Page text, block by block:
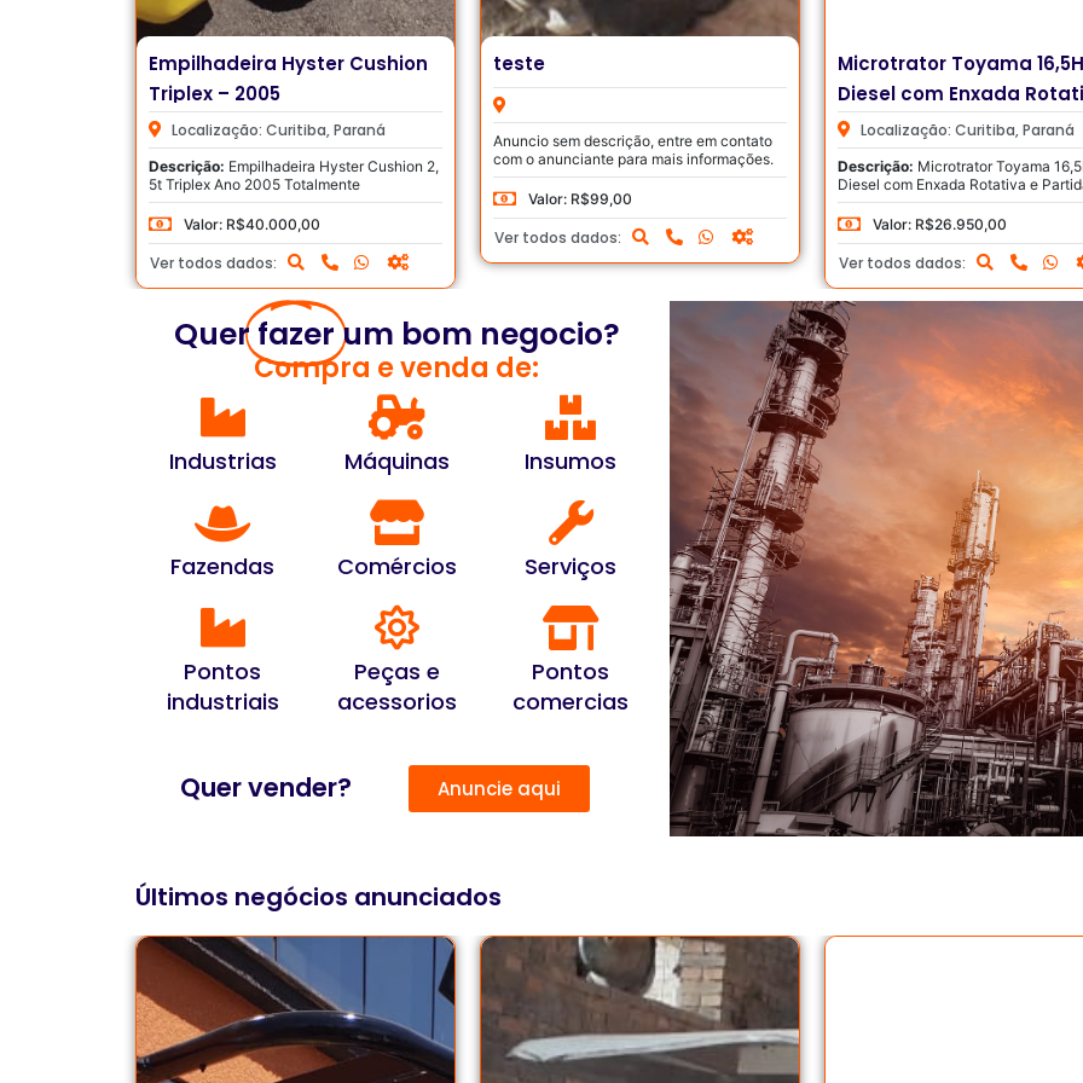
teste
Anuncio sem descrição, entre em contato
com o anunciante para mais informações.
Valor: R$99,00
Ver todos dados:
Microtrator Toyama 16,5HP
Diesel com Enxada Rotativa e
Partida Elétrica – Novo
Localização: Curitiba,Paraná
Descrição:Microtrator Toyama 16,5HP
Diesel com Enxada Rotativa e Partida
Elétrica...
Valor: R$26.950,00
Ver todos dados:
Microtrator Toyama 12,5
Diesel com Enxada
Localização: Curitiba, Paraná
Descrição: Microtrator Toyama 12,5
Diesel com Enxada Rotativa 23990
Equipamento...
Valor: R$23.990,00
Ver todos dados:
Querfazerum bom negocio?
Compra e venda de:
Industrias
Fazendas
Pontos
industriais
Máquinas
Comércios
Peças e
acessorios
Insumos
Serviços
Pontos
comercias
Quer vender? Anuncie aqui
Últimos negócios anunciados